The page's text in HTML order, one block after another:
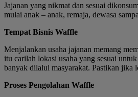
Jajanan yang nikmat dan sesuai
mulai anak – anak, remaja, dewasa
Tempat Bisnis Waffle
Menjalankan usaha jajanan memang
itu carilah lokasi usaha yang sesuai
banyak dilalui masyarakat. Pastikan jika
Proses Pengolahan Waffle